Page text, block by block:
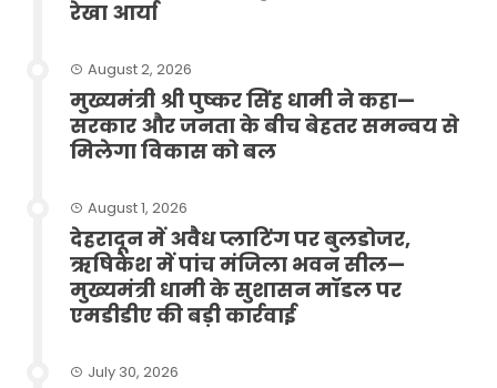
रेखा आर्या
August 2, 2026
मुख्यमंत्री श्री पुष्कर सिंह धामी ने कहा—
सरकार और जनता के बीच बेहतर समन्वय से
मिलेगा विकास को बल
August 1, 2026
देहरादून में अवैध प्लाटिंग पर बुलडोजर,
ऋषिकेश में पांच मंजिला भवन सील—
मुख्यमंत्री धामी के सुशासन मॉडल पर
एमडीडीए की बड़ी कार्रवाई
July 30, 2026